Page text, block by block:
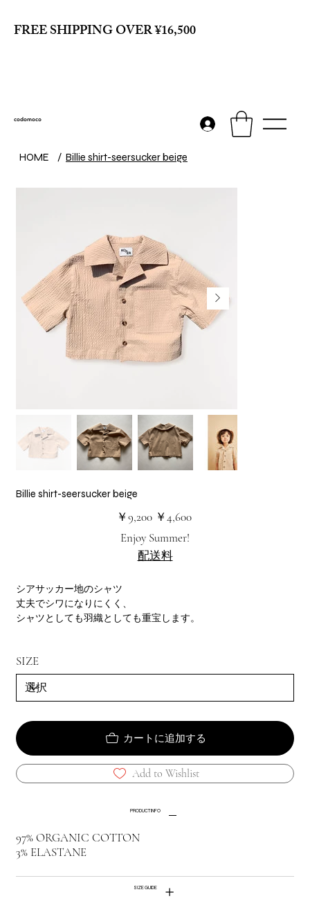
FREE SHIPPING OVER ¥16,500
codomoco
HOME / Billie shirt-seersucker beige
Billie shirt-seersucker beige
元
の
格
￥9,200
セ
ー
価
格
￥4,600
Enjoy Summer!
配送料
シアサッカー地のシャツ
丈夫でシワになりにくく、
シャツとしても羽織としても重宝します。
SIZE
カートに追加する
Add to Wishlist
PRODUCT INFO
97% ORGANIC COTTON
3% ELASTANE
SIZE GUIDE